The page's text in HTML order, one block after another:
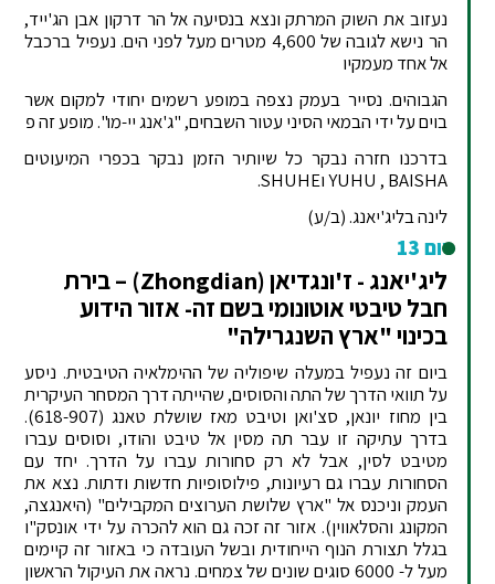
נעזוב את השוק המרתק ונצא בנסיעה אל הר דרקון אבן הג'ייד,
הר נישא לגובה של 4,600 מטרים מעל לפני הים. נעפיל ברכבל
אל אחד מעמקיו
הגבוהים. נסייר בעמק נצפה במופע רשמים יחודי למקום אשר
בוים על ידי הבמאי הסיני עטור השבחים, "ג'אנג יי-מו". מופע זה פ
בדרכנו חזרה נבקר כל שיותיר הזמן נבקר בכפרי המיעוטים
YUHU , BAISHA וSHUHE.
לינה בליג'יאנג. (ב/ע)
יום 13
ליג'יאנג - ז'ונגדיאן (Zhongdian) – בירת
חבל טיבטי אוטונומי בשם זה- אזור הידוע
בכינוי "ארץ השנגרילה"
ביום זה נעפיל במעלה שיפוליה של ההימלאיה הטיבטית. ניסע
על תוואי הדרך של התה והסוסים, שהייתה דרך המסחר העיקרית
בין מחוז יונאן, סצ'ואן וטיבט מאז שושלת טאנג (618-907).
בדרך עתיקה זו עבר תה מסין אל טיבט והודו, וסוסים עברו
מטיבט לסין, אבל לא רק סחורות עברו על הדרך. יחד עם
הסחורות עברו גם רעיונות, פילוסופיות חדשות ודתות. נצא את
העמק וניכנס אל "ארץ שלושת הערוצים המקבילים" (היאנגצה,
המקונג והסלאווין). אזור זה זכה גם הוא להכרה על ידי אונסק"ו
בגלל תצורת הנוף הייחודית ובשל העובדה כי באזור זה קיימים
מעל ל- 6000 סוגים שונים של צמחים. נראה את העיקול הראשון